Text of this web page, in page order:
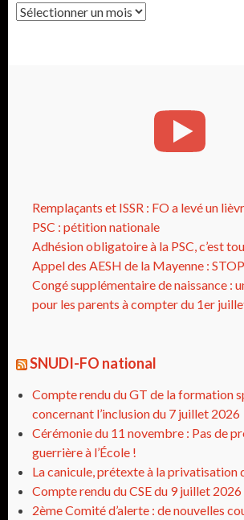
Archives
Remplaçants et ISSR : FO a levé un
PSC : pétition nationale
Adhésion obligatoire à la PSC, c’est
Appel des AESH de la Mayenne :
Congé supplémentaire de naissance :
pour les parents à compter du 1er
SNUDI-FO national
Compte rendu du GT de la formation
concernant l’inclusion du 7 juillet 2026
Cérémonie du 11 novembre : Pas de
guerrière à l’École !
La canicule, prétexte à la privatisation
Compte rendu du CSE du 9 juillet 2026
2ème Comité d’alerte : de nouvelles